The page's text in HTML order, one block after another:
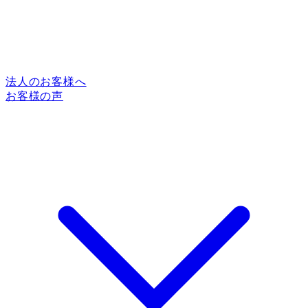
法人のお客様へ
お客様の声